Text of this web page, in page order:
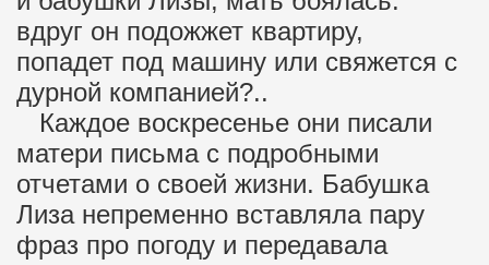
вдруг он подожжет квартиру,
попадет под машину или свяжется с
дурной компанией?..
Каждое воскресенье они писали
матери письма с подробными
отчетами о своей жизни. Бабушка
Лиза непременно вставляла пару
фраз про погоду и передавала